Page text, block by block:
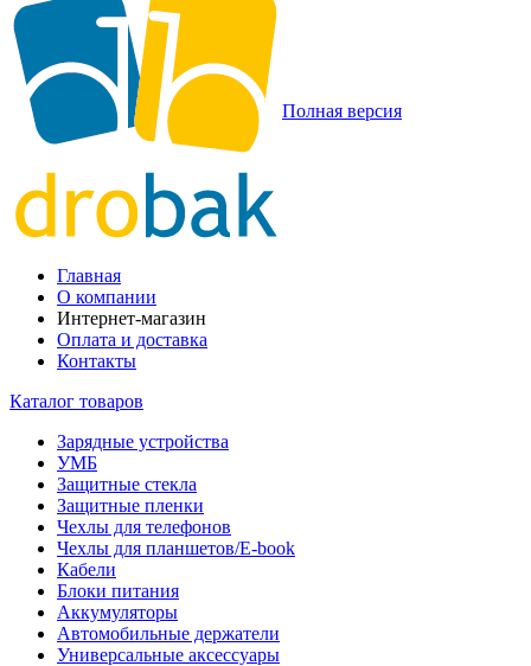
Полная версия
Главная
О компании
Интернет-магазин
Оплата и доставка
Контакты
Каталог товаров
Зарядные устройства
УМБ
Защитные стекла
Защитные пленки
Чехлы для телефонов
Чехлы для планшетов/E-book
Кабели
Блоки питания
Аккумуляторы
Автомобильные держатели
Универсальные аксессуары